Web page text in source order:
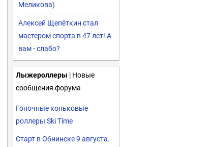
Меликова)
Алексей Щепёткин стал
мастером спорта в 47 лет! А
вам - слабо?
Лыжероллеры | Новые
сообщения форума
Гоночные коньковые
роллеры Ski Time
Старт в Обнинске 9 августа.